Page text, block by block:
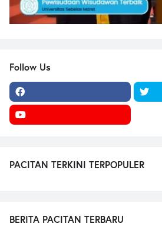
Follow Us
PACITAN TERKINI TERPOPULER
BERITA PACITAN TERBARU